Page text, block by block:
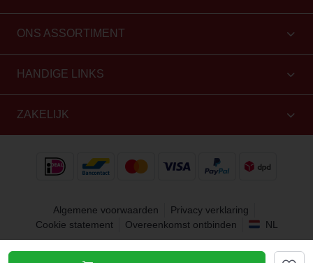
ONS ASSORTIMENT
HANDIGE LINKS
ZAKELIJK
Algemene voorwaarden
Privacy verklaring
Cookie statement
Overeenkomst ontbinden NL
Copyright 2010 - 2026 Evans & Watson. Alle rechten